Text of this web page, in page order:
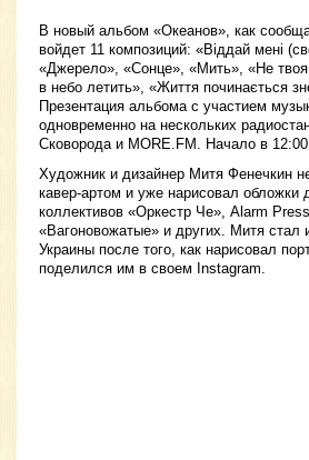
В новый альбом «Океанов», как
войдет 11 композиций: «Віддай мені
«Джерело», «Сонце», «Мить», «Не твоя
в небо летить», «Життя починається
Презентация альбома с участием
одновременно на нескольких
Сковорода и MORE.FM. Начало в
Художник и дизайнер Митя Фенечкин
кавер-артом и уже нарисовал
коллективов «Оркестр Че», Alarm
«Вагоновожатые» и других. Митя стал
Украины после того, как нарисовал
поделился им в своем Instagram.